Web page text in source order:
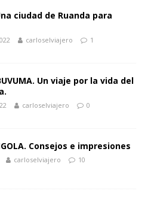
ciudad de Ruanda para
carloselviajero 1
Un viaje por la vida del
carloselviajero 0
Consejos e impresiones
carloselviajero 10